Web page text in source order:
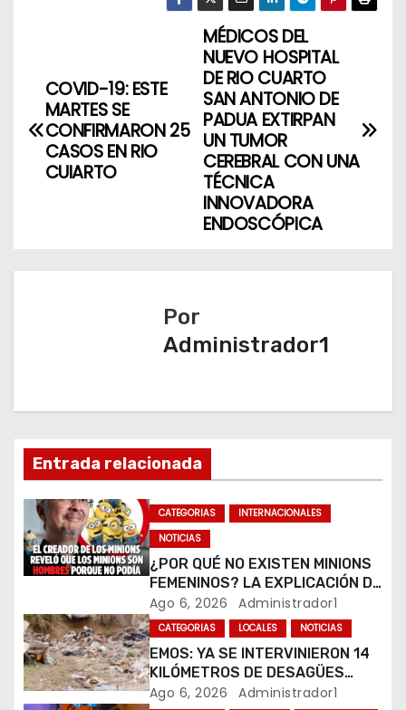
v
c
e
e
n
t
r
a
d
MÉDICOS DEL
NUEVO HOSPITAL
DE RIO CUARTO
SAN ANTONIO DE
PADUA EXTIRPAN
UN TUMOR
CEREBRAL CON UNA
TÉCNICA
INNOVADORA
ENDOSCÓPICA
COVID-19: ESTE
MARTES SE
CONFIRMARON 25
CASOS EN RIO
CUIARTO
Por
Administrador1
Entrada relacionada
CATEGORIAS
INTERNACIONALES
NOTICIAS
¿POR QUÉ NO EXISTEN MINIONS
FEMENINOS? LA EXPLICACIÓN DE
SU CREADOR QUE VOLVIÓ A
VIRALIZARSE
Ago 6, 2026 Administrador1
CATEGORIAS LOCALES NOTICIAS
EMOS: YA SE INTERVINIERON 14
KILÓMETROS DE DESAGÜES
PLUVIALES
Ago 6, 2026 Administrador1